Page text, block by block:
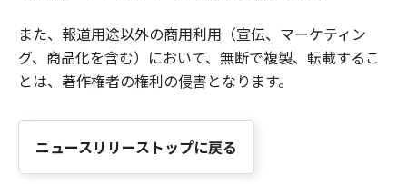
また、報道用途以外の商用利用（宣伝、マーケティン
グ、商品化を含む）において、無断で複製、転載するこ
とは、著作権者の権利の侵害となります。
ニュースリリーストップに戻る